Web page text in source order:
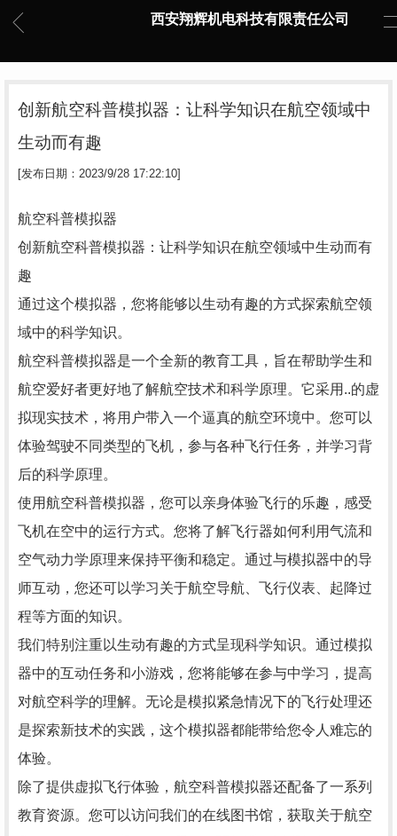
西安翔辉机电科技有限责任公司
创新航空科普模拟器：让科学知识在航空领域中
生动而有趣
[发布日期：2023/9/28 17:22:10]
航空科普模拟器
创新航空科普模拟器：让科学知识在航空领域中生动而有
趣
通过这个模拟器，您将能够以生动有趣的方式探索航空领
域中的科学知识。
航空科普模拟器是一个全新的教育工具，旨在帮助学生和
航空爱好者更好地了解航空技术和科学原理。它采用..的虚
拟现实技术，将用户带入一个逼真的航空环境中。您可以
体验驾驶不同类型的飞机，参与各种飞行任务，并学习背
后的科学原理。
使用航空科普模拟器，您可以亲身体验飞行的乐趣，感受
飞机在空中的运行方式。您将了解飞行器如何利用气流和
空气动力学原理来保持平衡和稳定。通过与模拟器中的导
师互动，您还可以学习关于航空导航、飞行仪表、起降过
程等方面的知识。
我们特别注重以生动有趣的方式呈现科学知识。通过模拟
器中的互动任务和小游戏，您将能够在参与中学习，提高
对航空科学的理解。无论是模拟紧急情况下的飞行处理还
是探索新技术的实践，这个模拟器都能带给您令人难忘的
体验。
除了提供虚拟飞行体验，航空科普模拟器还配备了一系列
教育资源。您可以访问我们的在线图书馆，获取关于航空